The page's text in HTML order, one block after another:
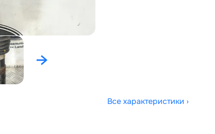
Все характеристики ›